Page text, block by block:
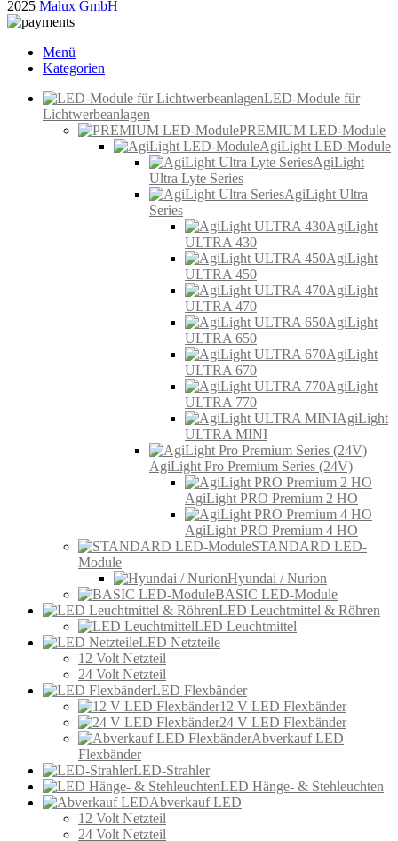
2025 Malux GmbH
Menü
Kategorien
LED-Module für
Lichtwerbeanlagen
PREMIUM LED-Module
AgiLight LED-Module
AgiLight
Ultra Lyte Series
AgiLight Ultra
Series
AgiLight
ULTRA 430
AgiLight
ULTRA 450
AgiLight
ULTRA 470
AgiLight
ULTRA 650
AgiLight
ULTRA 670
AgiLight
ULTRA 770
AgiLight
ULTRA MINI
AgiLight Pro Premium Series (24V)
AgiLight PRO Premium 2 HO
AgiLight PRO Premium 4 HO
STANDARD LED-
Module
Hyundai / Nurion
BASIC LED-Module
LED Leuchtmittel & Röhren
LED Leuchtmittel
LED Netzteile
12 Volt Netzteil
24 Volt Netzteil
LED Flexbänder
12 V LED Flexbänder
24 V LED Flexbänder
Abverkauf LED
Flexbänder
LED-Strahler
LED Hänge- & Stehleuchten
Abverkauf LED
12 Volt Netzteil
24 Volt Netzteil